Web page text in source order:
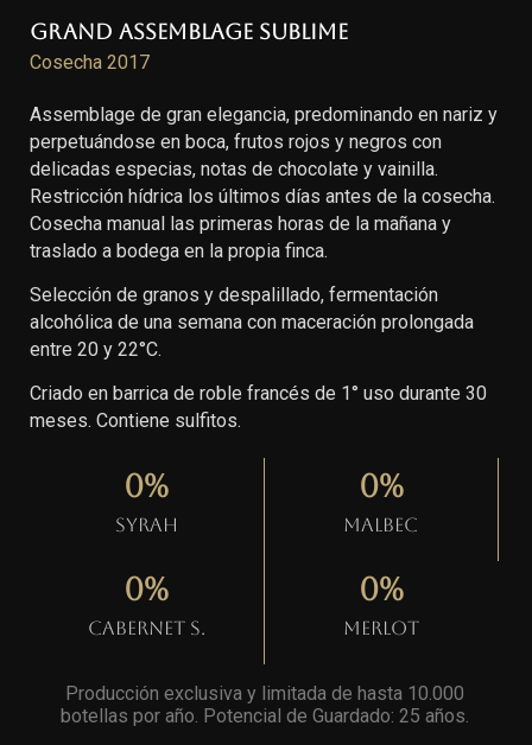
Grand Assemblage Sublime
Cosecha 2017
Assemblage de gran elegancia, predominando en nariz y
perpetuándose en boca, frutos rojos y negros con
delicadas especias, notas de chocolate y vainilla.
Restricción hídrica los últimos días antes de la cosecha.
Cosecha manual las primeras horas de la mañana y
traslado a bodega en la propia finca.
Selección de granos y despalillado, fermentación
alcohólica de una semana con maceración prolongada
entre 20 y 22°C.
Criado en barrica de roble francés de 1° uso durante 30
meses. Contiene sulfitos.
Syrah
0%
Malbec
0%
Cabernet S.
0%
Merlot
0%
Producción exclusiva y limitada de hasta 10.000
botellas por año. Potencial de Guardado: 25 años.